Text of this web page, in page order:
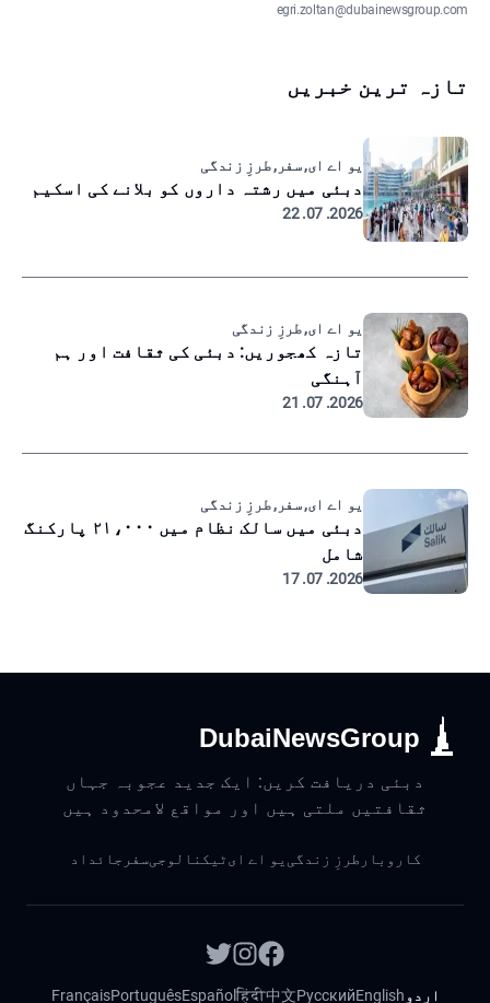
egri.zoltan@dubainewsgroup.com
تازہ ترین خبریں
یو اے ای, سفر, طرزِ زندگی
دبئی میں رشتہ داروں کو بلانے کی اسکیم
2026. 07. 22
یو اے ای, طرزِ زندگی
تازہ کھجوریں: دبئی کی ثقافت اور ہم
آہنگی
2026. 07. 21
یو اے ای, سفر, طرزِ زندگی
دبئی میں سالک نظام میں ۲۱،۰۰۰ پارکنگ
شامل
2026. 07. 17
DubaiNewsGroup
دبئی دریافت کریں: ایک جدید عجوبہ جہاں
ثقافتیں ملتی ہیں اور مواقع لامحدود ہیں
کاروبار طرزِ زندگی یو اے ایٹیکنالوجیسفر جائداد
اردو English
Русский
中文
हिंदी
Español
Português
Français